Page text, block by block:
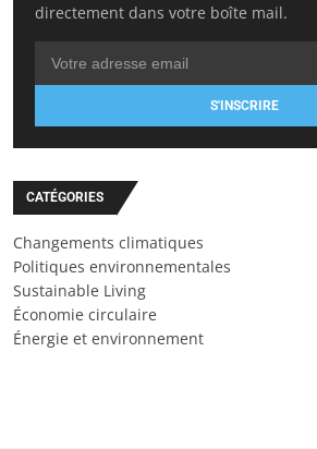
directement dans votre boîte mail.
S'INSCRIRE
CATÉGORIES
Changements climatiques
Politiques environnementales
Sustainable Living
Économie circulaire
Énergie et environnement